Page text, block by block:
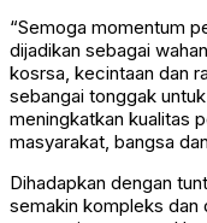
“Semoga momentum
dijadikan sebagai
kosrsa, kecintaan dan
sebangai tonggak
meningkatkan kualitas
masyarakat, bangsa
Dihadapkan dengan
semakin kompleks dan